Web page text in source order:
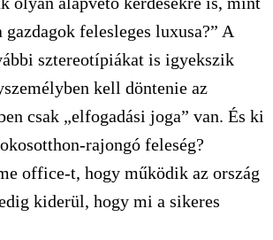
felesleges luxusa?” A
sztereotípiákat is igyekszik
kell döntenie az
csak „elfogadási joga” van. És ki
rajongó feleség?
office-t, hogy működik az ország
kiderül, hogy mi a sikeres